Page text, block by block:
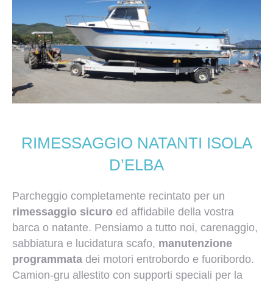
RIMESSAGGIO NATANTI ISOLA
D’ELBA
Parcheggio completamente recintato per un
rimessaggio sicuro ed affidabile della vostra
barca o natante. Pensiamo a tutto noi, carenaggio,
sabbiatura e lucidatura scafo, manutenzione
programmata dei motori entrobordo e fuoribordo.
Camion-gru allestito con supporti speciali per la